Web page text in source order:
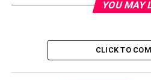
YOU MAY
CLICK TO